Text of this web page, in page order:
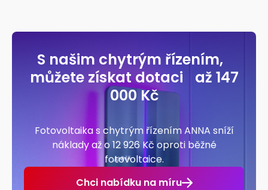
S našim chytrým řízením,
můžete získat dotaci až 147
000 Kč
Fotovoltaika s chytrým řízením ANNA sníží
náklady až o 12 926 Kč oproti běžné
fotovoltaice.
Chci nabídku na míru